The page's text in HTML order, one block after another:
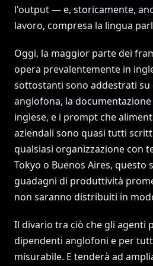
l'output — e, storicamente,
lavoro, compresa la lingua
Oggi, la maggior parte dei
opera prevalentemente in
sottostanti sono addestrati su
anglofona, la
inglese, e i prompt che
aziendali sono quasi tutti
qualsiasi organizzazione con
Tokyo o Buenos Aires, questo
guadagni di produttività
non saranno distribuiti in
Il divario tra ciò che gli agenti
dipendenti anglofoni e per
misurabile. E tenderà ad